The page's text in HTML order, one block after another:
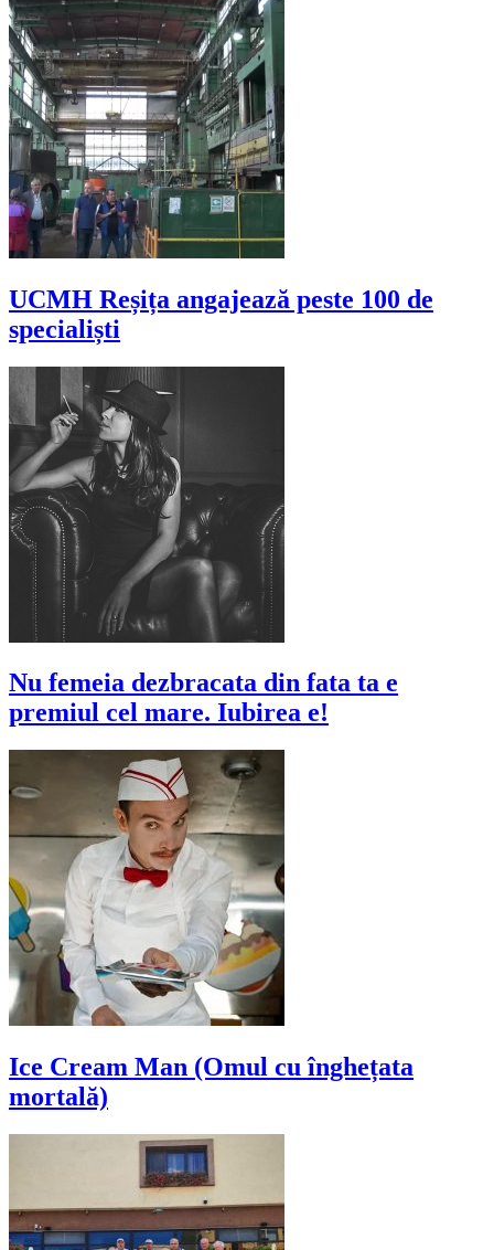
UCMH Reșița angajează peste 100 de
specialiști
Nu femeia dezbracata din fata ta e
premiul cel mare. Iubirea e!
Ice Cream Man (Omul cu înghețata
mortală)